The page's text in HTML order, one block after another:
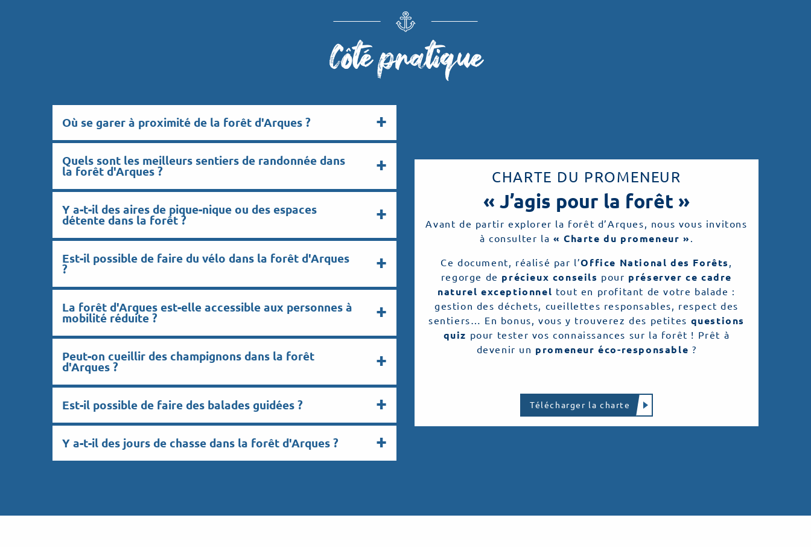
Côté pratique
Où se garer à proximité de la forêt d'Arques ?
Quels sont les meilleurs sentiers de randonnée dans
la forêt d'Arques ?
Y a-t-il des aires de pique-nique ou des espaces
détente dans la forêt ?
Est-il possible de faire du vélo dans la forêt d'Arques
?
La forêt d'Arques est-elle accessible aux personnes à
mobilité réduite ?
Peut-on cueillir des champignons dans la forêt
d'Arques ?
Est-il possible de faire des balades guidées ?
Y a-t-il des jours de chasse dans la forêt d'Arques ?
CHARTE DU PROMENEUR
« J’agis pour la forêt »
Avant de partir explorer la forêt d’Arques, nous vous invitons
à consulter la « Charte du promeneur »
Ce document, réalisé par l’Office National des Forêts
regorge de précieux conseils pour préserver ce cadre
naturel exceptionnel tout en profitant de votre balade :
gestion des déchets, cueillettes responsables, respect des
sentiers… En bonus, vous y trouverez des petites questions
quiz pour tester vos connaissances sur la forêt ! Prêt à
devenir un promeneur éco-responsable ?
Télécharger la charte